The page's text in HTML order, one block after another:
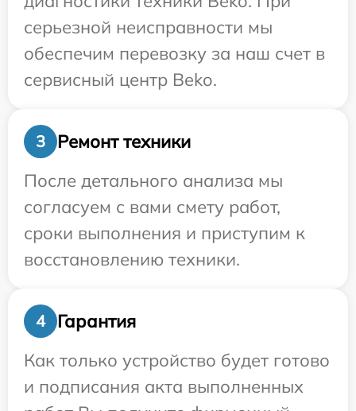
серьезной неисправности мы
обеспечим перевозку за наш счет в
сервисный центр Beko.
3
Ремонт техники
После детального анализа мы
согласуем с вами смету работ,
сроки выполнения и приступим к
восстановлению техники.
4
Гарантия
Как только устройство будет готово
и подписания акта выполненных